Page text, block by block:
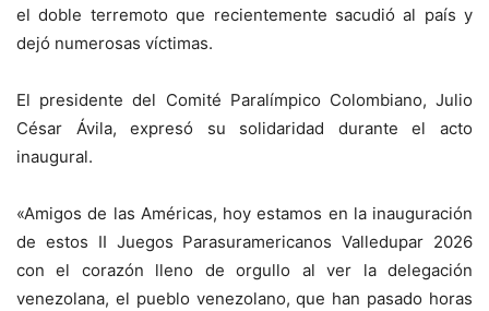
el doble terremoto que recientemente sacudió al país y
dejó numerosas víctimas.
El presidente del Comité Paralímpico Colombiano, Julio
César Ávila, expresó su solidaridad durante el acto
inaugural.
«Amigos de las Américas, hoy estamos en la inauguración
de estos II Juegos Parasuramericanos Valledupar 2026
con el corazón lleno de orgullo al ver la delegación
venezolana, el pueblo venezolano, que han pasado horas